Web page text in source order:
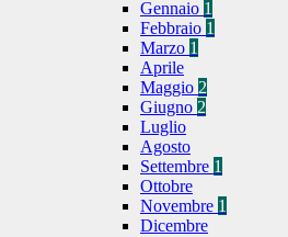
Gennaio 1
Febbraio 1
Marzo 1
Aprile
Maggio 2
Giugno 2
Luglio
Agosto
Settembre 1
Ottobre
Novembre 1
Dicembre